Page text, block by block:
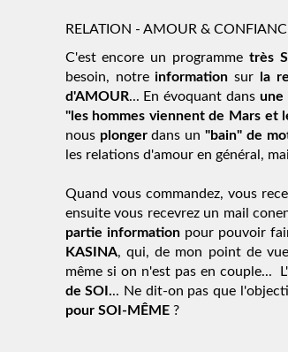
RELATION - AMOUR &
C'est encore un programme très
besoin, notre information sur la
d'AMOUR... En évoquant dans une
"les hommes viennent de Mars et
nous plonger dans un "bain" de
les relations d'amour en général,
Quand vous commandez, vous
ensuite vous recevrez un mail
partie information pour pouvoir
KASINA, qui, de mon point de
même si on n'est pas en couple...
de SOI... Ne dit-on pas que
pour SOI-MÊME ?